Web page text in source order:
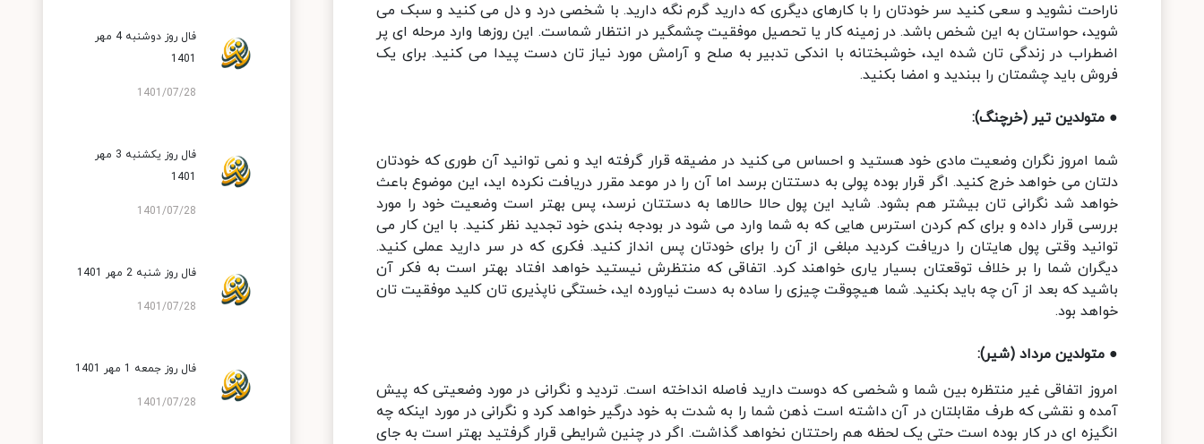
ناراحت نشوید و سعی کنید سر خودتان را با کارهای دیگری که دارید گرم نگه دارید. با شخصی درد و دل می کنید و سبک می
شوید، حواستان به این شخص باشد. در زمینه کار یا تحصیل موفقیت چشمگیر در انتظار شماست. این روزها وارد مرحله ای پر
اضطراب در زندگی تان شده اید، خوشبختانه با اندکی تدبیر به صلح و آرامش مورد نیاز تان دست پیدا می کنید. برای یک
فروش باید چشمتان را ببندید و امضا بکنید.
● متولدین تیر (خرچنگ):
شما امروز نگران وضعیت مادی خود هستید و احساس می کنید در مضیقه قرار گرفته اید و نمی توانید آن طوری که خودتان
دلتان می خواهد خرج کنید. اگر قرار بوده پولی به دستتان برسد اما آن را در موعد مقرر دریافت نکرده اید، این موضوع باعث
خواهد شد نگرانی تان بیشتر هم بشود. شاید این پول حالا حالاها به دستتان نرسد، پس بهتر است وضعیت خود را مورد
بررسی قرار داده و برای کم کردن استرس هایی که به شما وارد می شود در بودجه بندی خود تجدید نظر کنید. با این کار می
توانید وقتی پول هایتان را دریافت کردید مبلغی از آن را برای خودتان پس انداز کنید. فکری که در سر دارید عملی کنید.
دیگران شما را بر خلاف توقعتان بسیار یاری خواهند کرد. اتفاقی که منتظرش نیستید خواهد افتاد بهتر است به فکر آن
باشید که بعد از آن چه باید بکنید. شما هیچوقت چیزی را ساده به دست نیاورده اید، خستگی ناپذیری تان کلید موفقیت تان
خواهد بود.
● متولدین مرداد (شیر):
امروز اتفاقی غیر منتظره بین شما و شخصی که دوست دارید فاصله انداخته است. تردید و نگرانی در مورد وضعیتی که پیش
آمده و نقشی که طرف مقابلتان در آن داشته است ذهن شما را به شدت به خود درگیر خواهد کرد و نگرانی در مورد اینکه چه
انگیزه ای در کار بوده است حتی یک لحظه هم راحتتان نخواهد گذاشت. اگر در چنین شرایطی قرار گرفتید بهتر است به جای
فال روز دوشنبه 4 مهر
1401
1401/07/28
فال روز یکشنبه 3 مهر
1401
1401/07/28
فال روز شنبه 2 مهر 1401
1401/07/28
فال روز جمعه 1 مهر 1401
1401/07/28